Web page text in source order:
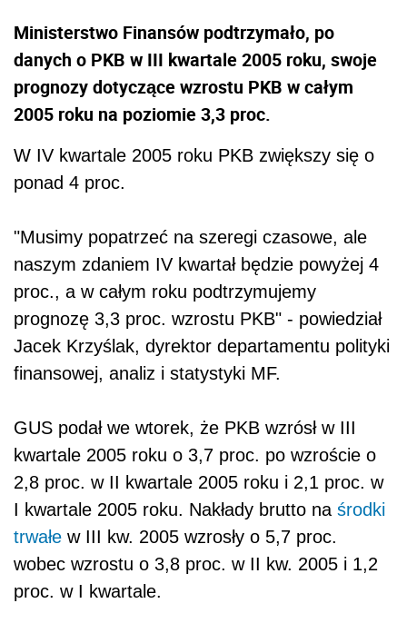
Ministerstwo Finansów podtrzymało, po
danych o PKB w III kwartale 2005 roku, swoje
prognozy dotyczące wzrostu PKB w całym
2005 roku na poziomie 3,3 proc.
W IV kwartale 2005 roku PKB zwiększy się o
ponad 4 proc.
"Musimy popatrzeć na szeregi czasowe, ale
naszym zdaniem IV kwartał będzie powyżej 4
proc., a w całym roku podtrzymujemy
prognozę 3,3 proc. wzrostu PKB" - powiedział
Jacek Krzyślak, dyrektor departamentu polityki
finansowej, analiz i statystyki MF.
GUS podał we wtorek, że PKB wzrósł w III
kwartale 2005 roku o 3,7 proc. po wzroście o
2,8 proc. w II kwartale 2005 roku i 2,1 proc. w
I kwartale 2005 roku. Nakłady brutto na środki
trwałe w III kw. 2005 wzrosły o 5,7 proc.
wobec wzrostu o 3,8 proc. w II kw. 2005 i 1,2
proc. w I kwartale.